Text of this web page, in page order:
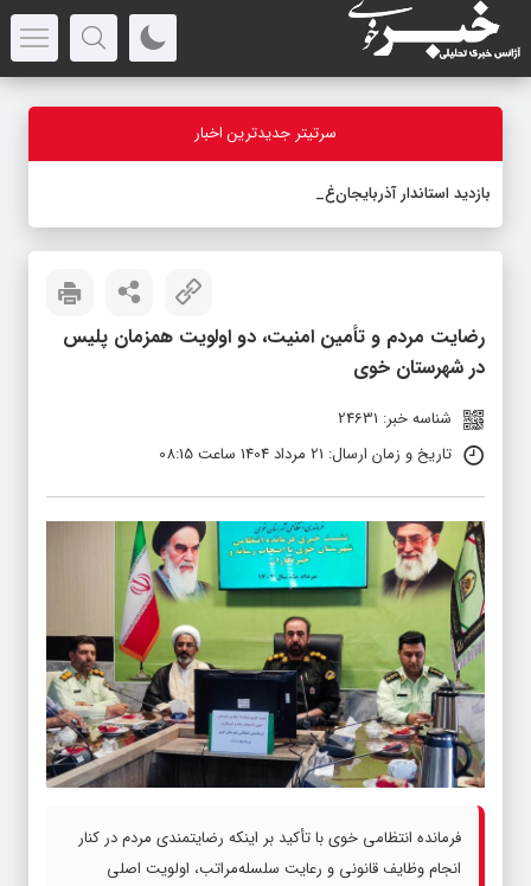
سرتیتر جدیدترین اخبار
بازدید استاندار آذربایجان‌غربی از
رضایت مردم و تأمین امنیت، دو اولویت همزمان پلیس
در شهرستان خوی
شناسه خبر: 24631
تاریخ و زمان ارسال: 21 مرداد 1404 ساعت 08:15
فرمانده انتظامی خوی با تأکید بر اینکه رضایتمندی مردم در کنار
انجام وظایف قانونی و رعایت سلسله‌مراتب، اولویت اصلی